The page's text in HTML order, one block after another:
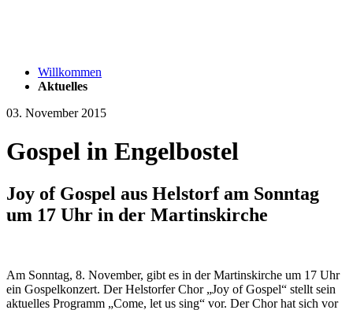
Willkommen
Aktuelles
03. November 2015
Gospel in Engelbostel
Joy of Gospel aus Helstorf am Sonntag
um 17 Uhr in der Martinskirche
Am Sonntag, 8. November, gibt es in der Martinskirche um 17 Uhr
ein Gospelkonzert. Der Helstorfer Chor „Joy of Gospel“ stellt sein
aktuelles Programm „Come, let us sing“ vor. Der Chor hat sich vor